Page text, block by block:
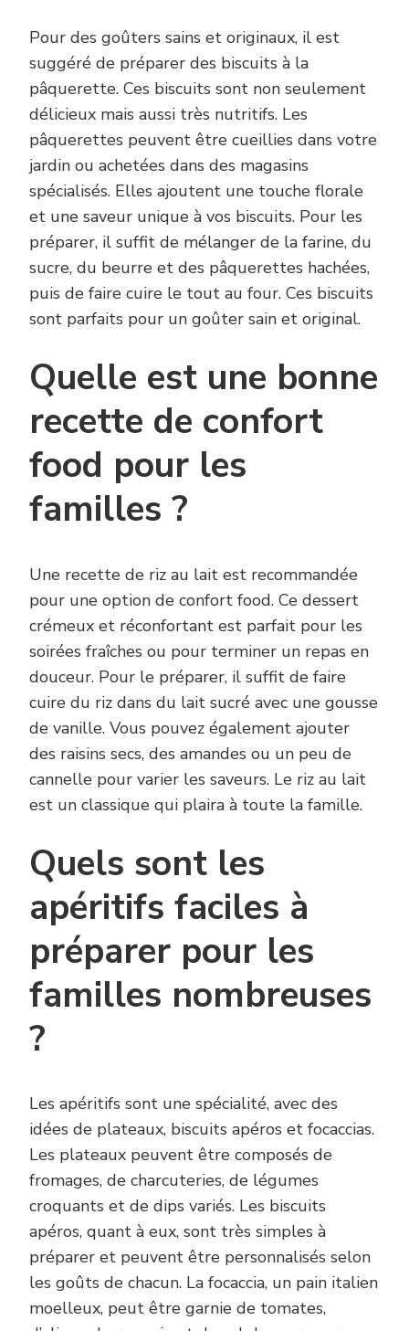
Pour des goûters sains et originaux, il est
suggéré de préparer des biscuits à la
pâquerette. Ces biscuits sont non seulement
délicieux mais aussi très nutritifs. Les
pâquerettes peuvent être cueillies dans votre
jardin ou achetées dans des magasins
spécialisés. Elles ajoutent une touche florale
et une saveur unique à vos biscuits. Pour les
préparer, il suffit de mélanger de la farine, du
sucre, du beurre et des pâquerettes hachées,
puis de faire cuire le tout au four. Ces biscuits
sont parfaits pour un goûter sain et original.
Quelle est une bonne
recette de confort
food pour les
familles ?
Une recette de riz au lait est recommandée
pour une option de confort food. Ce dessert
crémeux et réconfortant est parfait pour les
soirées fraîches ou pour terminer un repas en
douceur. Pour le préparer, il suffit de faire
cuire du riz dans du lait sucré avec une gousse
de vanille. Vous pouvez également ajouter
des raisins secs, des amandes ou un peu de
cannelle pour varier les saveurs. Le riz au lait
est un classique qui plaira à toute la famille.
Quels sont les
apéritifs faciles à
préparer pour les
familles nombreuses
?
Les apéritifs sont une spécialité, avec des
idées de plateaux, biscuits apéros et focaccias.
Les plateaux peuvent être composés de
fromages, de charcuteries, de légumes
croquants et de dips variés. Les biscuits
apéros, quant à eux, sont très simples à
préparer et peuvent être personnalisés selon
les goûts de chacun. La focaccia, un pain italien
moelleux, peut être garnie de tomates,